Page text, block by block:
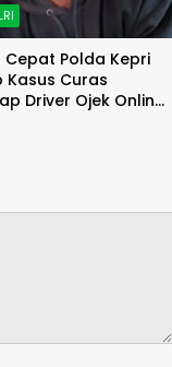
Cepat Polda Kepri
Kasus Curas
Driver Ojek Online